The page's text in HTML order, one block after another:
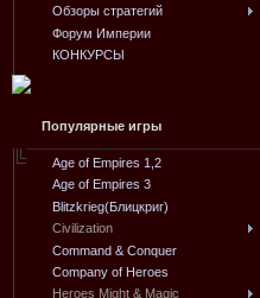
Обзоры стратегий
Форум Империи
КОНКУРСЫ
Популярные игры
Age of Empires 1,2
Age of Empires 3
Blitzkrieg(Блицкриг)
Civilization
Command & Conquer
Company of Heroes
Heroes Might & Magic